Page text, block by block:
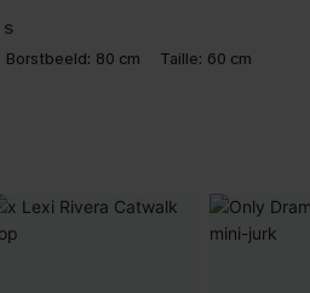
S
Borstbeeld: 80 cm Taille: 60 cm